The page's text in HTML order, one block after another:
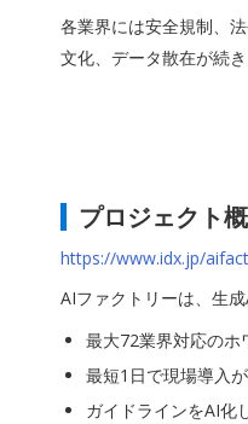
各業界には安全規制、
文化、データ散在が続
プロジェクト
https://www.idx.jp/
AIファクトリーは、生
最大72業界対応のホ
最短1日で現場導入
ガイドラインをAI化